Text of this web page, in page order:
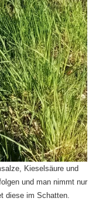
Kieselsäure und
und man nimmt nur
diese im Schatten.